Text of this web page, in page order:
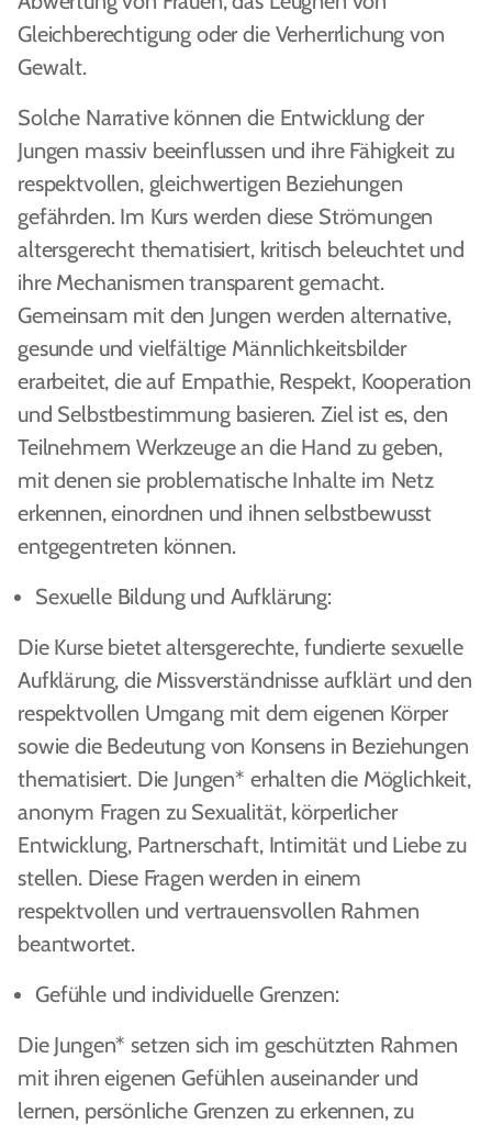
Gleichberechtigung oder die Verherrlichung von
Gewalt.
Solche Narrative können die Entwicklung der
Jungen massiv beeinflussen und ihre Fähigkeit zu
respektvollen, gleichwertigen Beziehungen
gefährden. Im Kurs werden diese Strömungen
altersgerecht thematisiert, kritisch beleuchtet und
ihre Mechanismen transparent gemacht.
Gemeinsam mit den Jungen werden alternative,
gesunde und vielfältige Männlichkeitsbilder
erarbeitet, die auf Empathie, Respekt, Kooperation
und Selbstbestimmung basieren. Ziel ist es, den
Teilnehmern Werkzeuge an die Hand zu geben,
mit denen sie problematische Inhalte im Netz
erkennen, einordnen und ihnen selbstbewusst
entgegentreten können.
Sexuelle Bildung und Aufklärung:
Die Kurse bietet altersgerechte, fundierte sexuelle
Aufklärung, die Missverständnisse aufklärt und den
respektvollen Umgang mit dem eigenen Körper
sowie die Bedeutung von Konsens in Beziehungen
thematisiert. Die Jungen* erhalten die Möglichkeit,
anonym Fragen zu Sexualität, körperlicher
Entwicklung, Partnerschaft, Intimität und Liebe zu
stellen. Diese Fragen werden in einem
respektvollen und vertrauensvollen Rahmen
beantwortet.
Gefühle und individuelle Grenzen:
Die Jungen* setzen sich im geschützten Rahmen
mit ihren eigenen Gefühlen auseinander und
lernen, persönliche Grenzen zu erkennen, zu